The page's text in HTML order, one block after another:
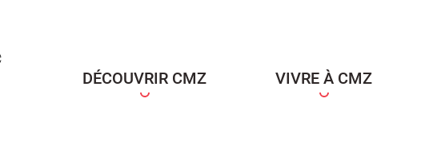
DÉCOUVRIR CMZ VIVRE À CMZ